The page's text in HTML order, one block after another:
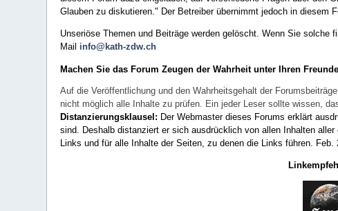
Glauben zu diskutieren." Der Betreiber übernimmt jedoch in diesem
Unseriöse Themen und Beiträge werden gelöscht. Wenn Sie
Mail info@kath-zdw.ch
Machen Sie das Forum Zeugen der Wahrheit unter Ihren
Auf die Veröffentlichung und den Wahrheitsgehalt der
nicht möglich alle Inhalte zu prüfen. Ein jeder Leser sollte wissen,
Distanzierungsklausel: Der Webmaster dieses Forums erklärt
sind. Deshalb distanziert er sich ausdrücklich von allen Inhalten
Links und für alle Inhalte der Seiten, zu denen die Links führen. Feb.